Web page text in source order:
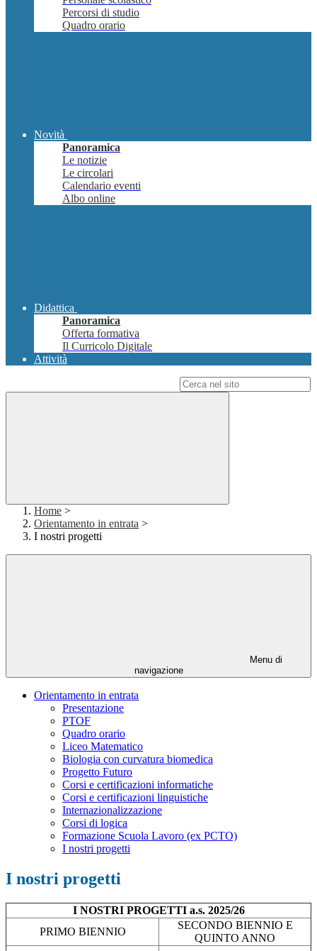
Percorsi di studio
Quadro orario
Novità
Panoramica
Le notizie
Le circolari
Calendario eventi
Albo online
Didattica
Panoramica
Offerta formativa
Il Curricolo Digitale
Attività
Home >
Orientamento in entrata >
I nostri progetti
Menu di
navigazione
Orientamento in entrata
Presentazione
PTOF
Quadro orario
Liceo Matematico
Biologia con curvatura biomedica
Progetto Futuro
Corsi e certificazioni informatiche
Corsi e certificazioni linguistiche
Internazionalizzazione
Corsi di logica
Formazione Scuola Lavoro (ex PCTO)
I nostri progetti
I nostri progetti
I NOSTRI PROGETTI a.s. 2025/26
PRIMO BIENNIO
SECONDO BIENNIO E
QUINTO ANNO